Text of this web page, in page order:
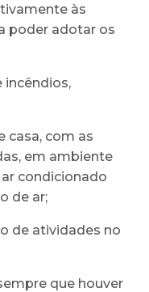
às
poder adotar os
incêndios,
casa, com as
em ambiente
condicionado
de ar;
de atividades no
que houver